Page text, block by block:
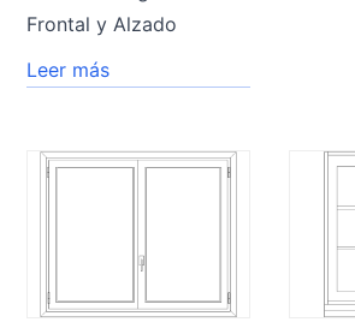
Frontal y Alzado
Leer más